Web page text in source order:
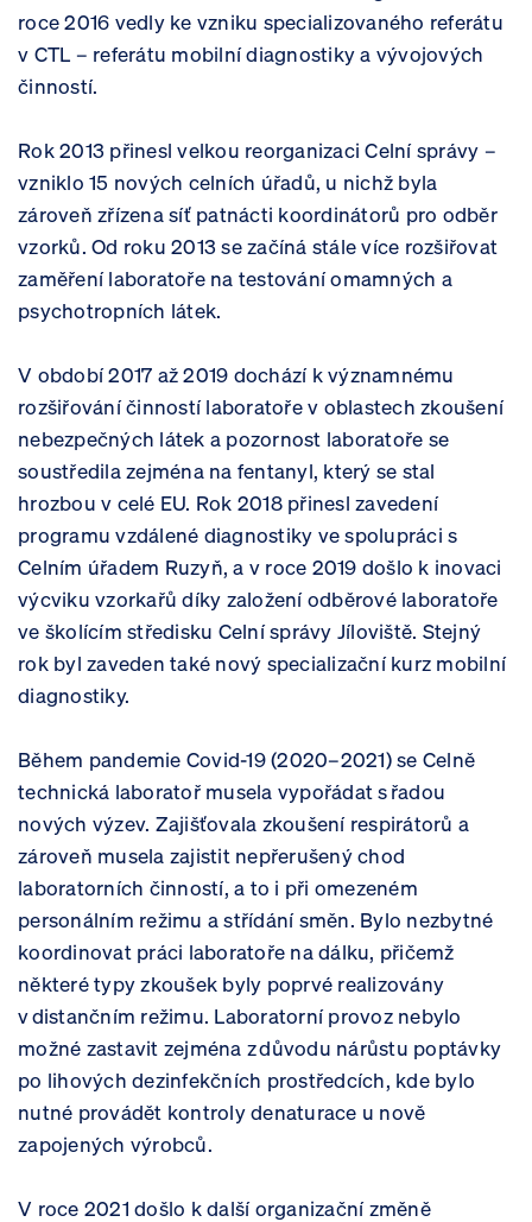
roce 2016 vedly ke vzniku specializovaného referátu
v CTL – referátu mobilní diagnostiky a vývojových
činností.
Rok 2013 přinesl velkou reorganizaci Celní správy –
vzniklo 15 nových celních úřadů, u nichž byla
zároveň zřízena síť patnácti koordinátorů pro odběr
vzorků. Od roku 2013 se začíná stále více rozšiřovat
zaměření laboratoře na testování omamných a
psychotropních látek.
V období 2017 až 2019 dochází k významnému
rozšiřování činností laboratoře v oblastech zkoušení
nebezpečných látek a pozornost laboratoře se
soustředila zejména na fentanyl, který se stal
hrozbou v celé EU. Rok 2018 přinesl zavedení
programu vzdálené diagnostiky ve spolupráci s
Celním úřadem Ruzyň, a v roce 2019 došlo k inovaci
výcviku vzorkařů díky založení odběrové laboratoře
ve školícím středisku Celní správy Jíloviště. Stejný
rok byl zaveden také nový specializační kurz mobilní
diagnostiky.
Během pandemie Covid-19 (2020–2021) se Celně
technická laboratoř musela vypořádat s řadou
nových výzev. Zajišťovala zkoušení respirátorů a
zároveň musela zajistit nepřerušený chod
laboratorních činností, a to i při omezeném
personálním režimu a střídání směn. Bylo nezbytné
koordinovat práci laboratoře na dálku, přičemž
některé typy zkoušek byly poprvé realizovány
v distančním režimu. Laboratorní provoz nebylo
možné zastavit zejména z důvodu nárůstu poptávky
po lihových dezinfekčních prostředcích, kde bylo
nutné provádět kontroly denaturace u nově
zapojených výrobců.
V roce 2021 došlo k další organizační změně